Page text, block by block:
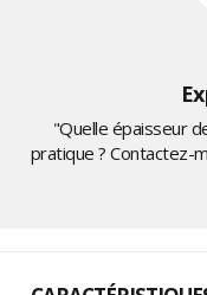
"Quelle épaisseur
pratique ? Contactez-